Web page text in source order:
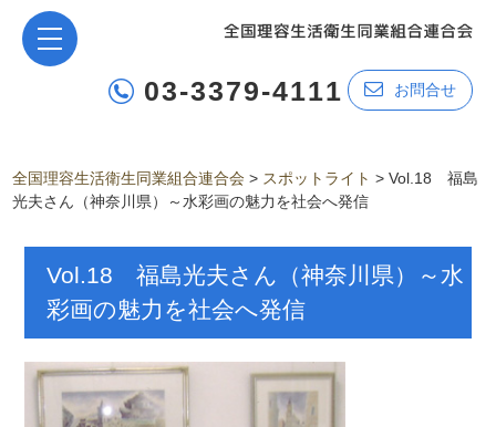
03-3379-4111 お問合せ
全国理容生活衛生同業組合連合会 > スポットライト >Vol.18 福島
光夫さん（神奈川県）～水彩画の魅力を社会へ発信
Vol.18 福島光夫さん（神奈川県）～水
彩画の魅力を社会へ発信